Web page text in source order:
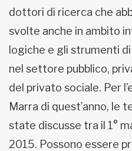
dottori di ricerca che
svolte anche in ambito
logiche e gli strumenti
nel settore pubblico,
del privato sociale. Per
Marra di quest’anno, le
state discusse tra il 1°
2015. Possono essere